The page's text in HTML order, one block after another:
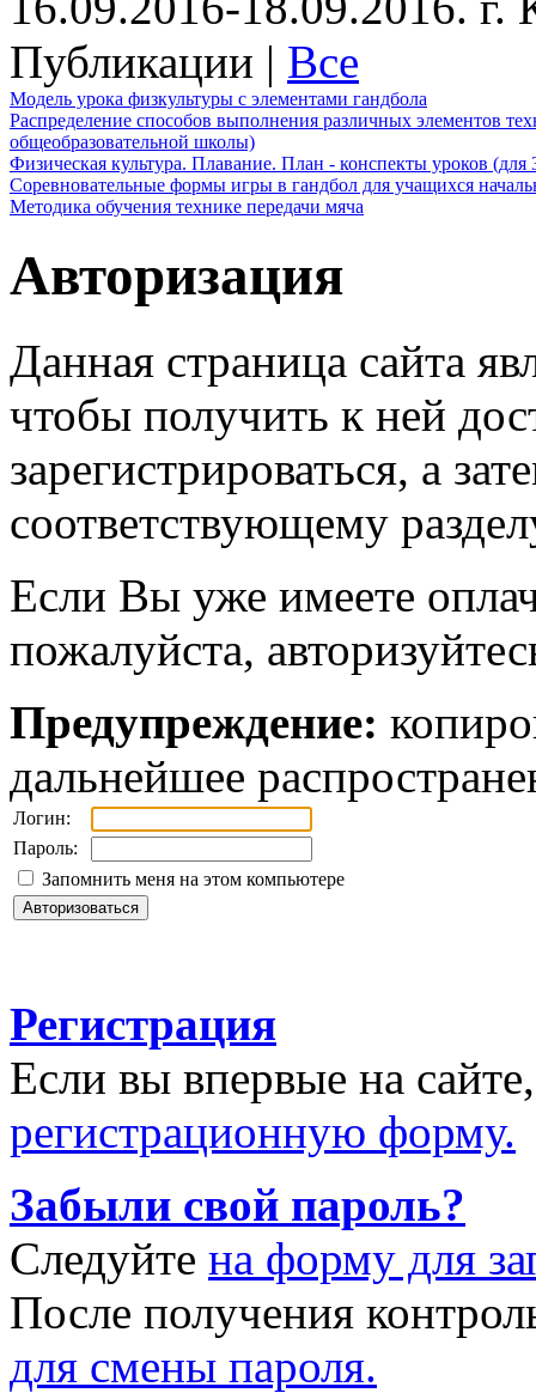
Публикации | Все
Модель урока физкультуры с элементами гандбола
Распределение способов выполнения различных элементов
общеобразовательной школы)
Физическая культура. Плавание. План - конспекты уроков (для
Соревновательные формы игры в гандбол для учащихся
Методика обучения технике передачи мяча
Авторизация
Данная страница сайта
чтобы получить к ней
зарегистрироваться, а
соответствующему
Если Вы уже имеете
пожалуйста,
Предупреждение:
дальнейшее
Логин:
Пароль:
Запомнить меня на этом компьютере
Регистрация
Если вы впервые на
регистрационную форму.
Забыли свой пароль?
Следуйте на форму для
После получения
для смены пароля.